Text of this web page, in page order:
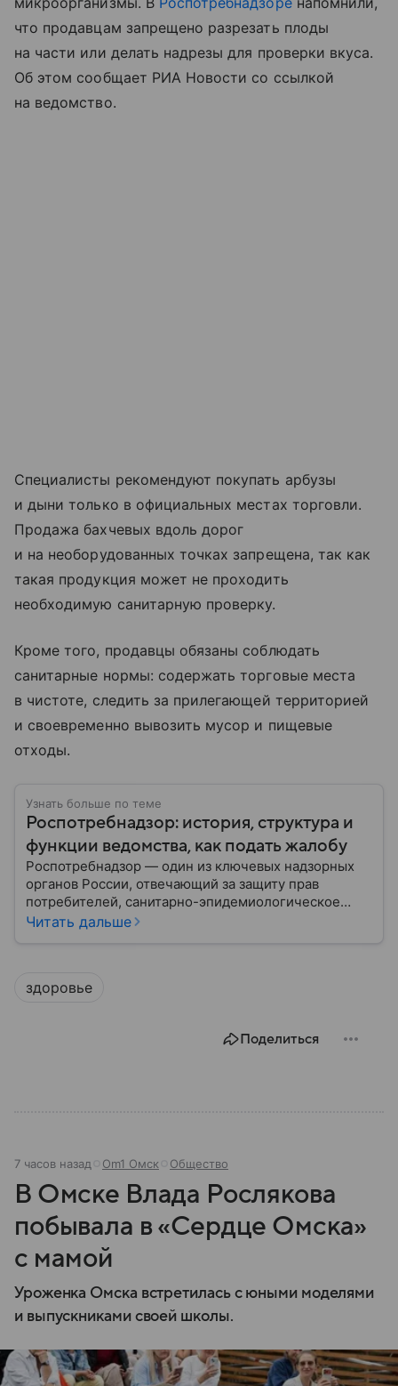
что продавцам запрещено разрезать плоды
на части или делать надрезы для проверки вкуса.
Об этом сообщает РИА Новости со ссылкой
на ведомство.
Специалисты рекомендуют покупать арбузы
и дыни только в официальных местах торговли.
Продажа бахчевых вдоль дорог
и на необорудованных точках запрещена, так как
такая продукция может не проходить
необходимую санитарную проверку.
Кроме того, продавцы обязаны соблюдать
санитарные нормы: содержать торговые места
в чистоте, следить за прилегающей территорией
и своевременно вывозить мусор и пищевые
отходы.
Узнать больше по теме
Роспотребнадзор: история, структура и
функции ведомства, как подать жалобу
Роспотребнадзор — один из ключевых надзорных
органов России, отвечающий за защиту прав
потребителей, санитарно-эпидемиологическое
благополучие населения и контроль соблюдения
Читать дальше
здоровье
Поделиться
7 часов назад Om1 Омск Общество
В Омске Влада Рослякова
побывала в «Сердце Омска»
с мамой
Уроженка Омска встретилась с юными моделями
и выпускниками своей школы.